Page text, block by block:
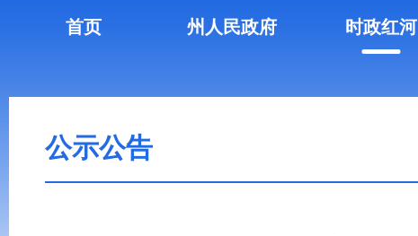
首页 州人民政府 时政红河
公示公告